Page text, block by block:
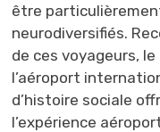
être
neurodiversifiés.
de ces voyageurs, le
l’aéroport
d’histoire sociale
l’expérience